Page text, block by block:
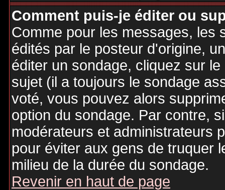
Comment puis-je éditer ou
Comme pour les messages, les
édités par le posteur d'origine,
éditer un sondage, cliquez sur
sujet (il a toujours le sondage
voté, vous pouvez alors
option du sondage. Par contre,
modérateurs et administrateurs
pour éviter aux gens de truquer
milieu de la durée du sondage.
Revenir en haut de page